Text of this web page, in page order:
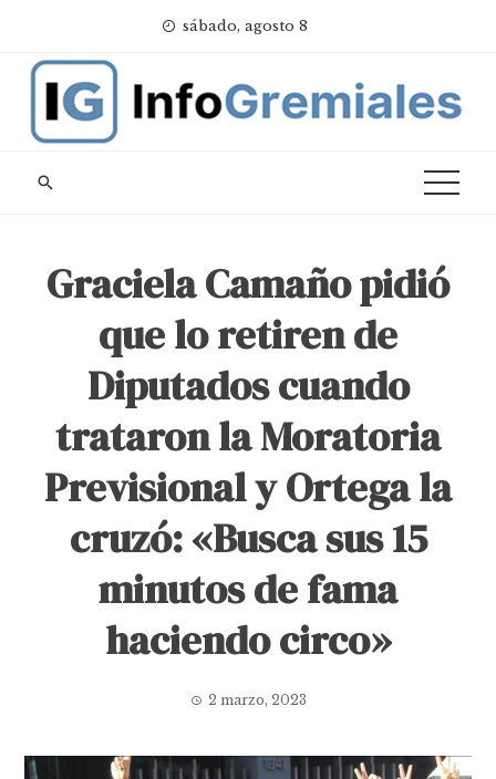
content
sábado, agosto 8
Graciela Camaño pidió
que lo retiren de
Diputados cuando
trataron la Moratoria
Previsional y Ortega la
cruzó: «Busca sus 15
minutos de fama
haciendo circo»
2 marzo, 2023